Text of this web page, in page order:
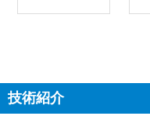
技術紹介